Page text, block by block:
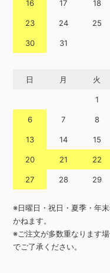
16 17 18
23 24 25
30
31
日 月 火
1
6 7 8
13 14 15
20 21 22
27 28 29
※日曜日・祝日・夏季・年
かねます。
※ご注文が多数重なります
でご了承ください。